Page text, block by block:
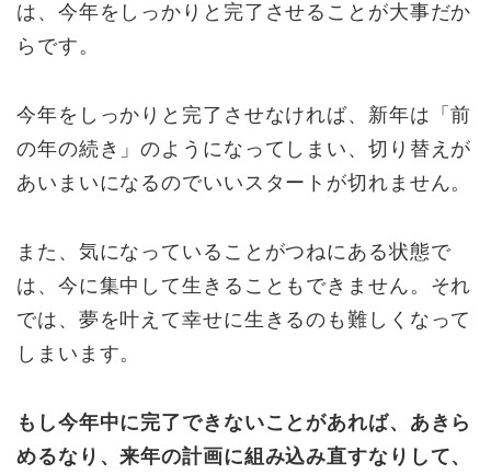
は、今年をしっかりと完了させることが大事だか
らです。
今年をしっかりと完了させなければ、新年は「前
の年の続き」のようになってしまい、切り替えが
あいまいになるのでいいスタートが切れません。
また、気になっていることがつねにある状態で
は、今に集中して生きることもできません。それ
では、夢を叶えて幸せに生きるのも難しくなって
しまいます。
もし今年中に完了できないことがあれば、あきら
めるなり、来年の計画に組み込み直すなりして、